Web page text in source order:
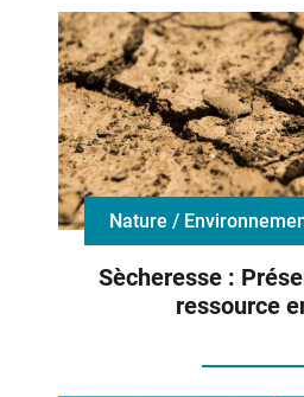
Nature /
Sècheresse :
ressource